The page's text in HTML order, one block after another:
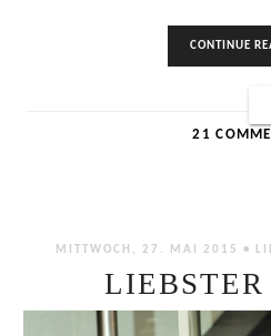
CONTINUE
21
MITTWOCH, 27. MAI 2015 •
LIEBSTER